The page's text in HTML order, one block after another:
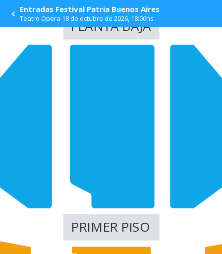
Entradas Festival Patria Buenos Aires
Teatro Opera 18 de octubre de 2026, 18:00hs
PRIMER PISO
PLANTA BAJA